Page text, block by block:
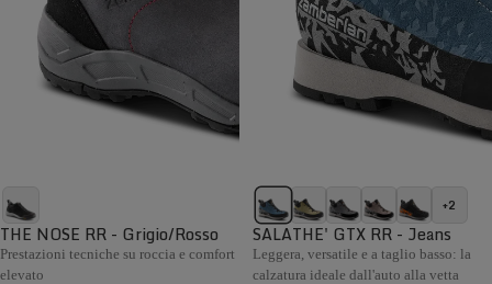
THE NOSE RR - Grigio/Rosso
Prestazioni tecniche su roccia e comfort
elevato
+2
SALATHE' GTX RR - Jeans
Leggera, versatile e a taglio basso: la
calzatura ideale dall'auto alla vetta